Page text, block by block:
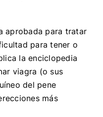
aprobada para tratar
para tener o
la enciclopedia
viagra (o sus
del pene
más